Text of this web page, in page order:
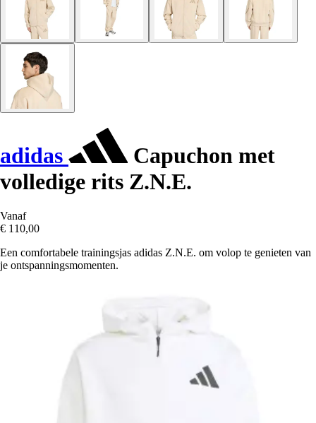
adidas
Capuchon met
volledige rits Z.N.E.
Vanaf
€ 110,00
Een comfortabele trainingsjas adidas Z.N.E. om volop te genieten van
je ontspanningsmomenten.